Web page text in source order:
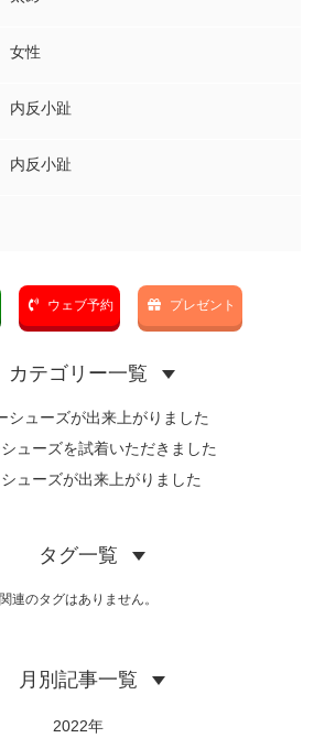
女性
内反小趾
内反小趾
ウェブ予約 プレゼント
カテゴリー一覧
シューズが出来上がりました
ューズを試着いただきました
ューズが出来上がりました
タグ一覧
関連のタグはありません。
月別記事一覧
2022